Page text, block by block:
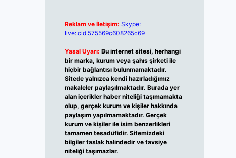
Reklam ve İletişim: Skype:
live:.cid.575569c608265c69
Yasal Uyarı: Bu internet sitesi, herhangi
bir marka, kurum veya şahıs şirketi ile
hiçbir bağlantısı bulunmamaktadır.
Sitede yalnızca kendi hazırladığımız
makaleler paylaşılmaktadır. Burada yer
alan içerikler haber niteliği taşımamakta
olup, gerçek kurum ve kişiler hakkında
paylaşım yapılmamaktadır. Gerçek
kurum ve kişiler ile isim benzerlikleri
tamamen tesadüfidir. Sitemizdeki
bilgiler taslak halindedir ve tavsiye
niteliği taşımazlar.